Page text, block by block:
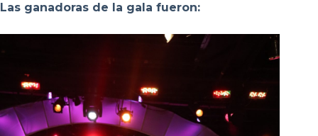
Las ganadoras de la gala fueron: